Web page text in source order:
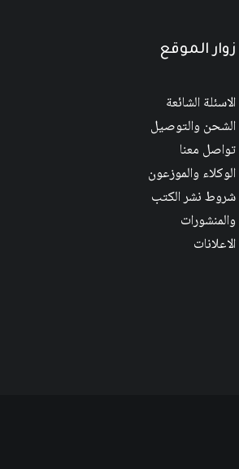
زوار الموقع
الاسئلة الشائعة
الشحن والتوصيل
تواصل معنا
الوكلاء والموزعون
شروط نشر الكتب
والمنشورات
الاعلانات